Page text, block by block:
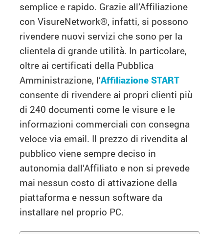
semplice e rapido. Grazie all’Affiliazione
con VisureNetwork®, infatti, si possono
rivendere nuovi servizi che sono per la
clientela di grande utilità. In particolare,
oltre ai certificati della Pubblica
Amministrazione, l’Affiliazione START
consente di rivendere ai propri clienti più
di 240 documenti come le visure e le
informazioni commerciali con consegna
veloce via email. Il prezzo di rivendita al
pubblico viene sempre deciso in
autonomia dall’Affiliato e non si prevede
mai nessun costo di attivazione della
piattaforma e nessun software da
installare nel proprio PC.